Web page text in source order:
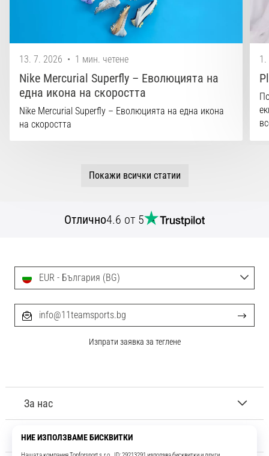
13. 7. 2026 • 1 мин. четене
Nike Mercurial Superfly – Еволюцията на
една икона на скоростта
Nike Mercurial Superfly – Еволюцията на една икона
на скоростта
1.
Покажи всички статии
Отлично4.6 от 5
За нас
Обслужване на клиенти
EUR - България (BG)
info@11teamsports.bg
Изпрати заявка за теглене